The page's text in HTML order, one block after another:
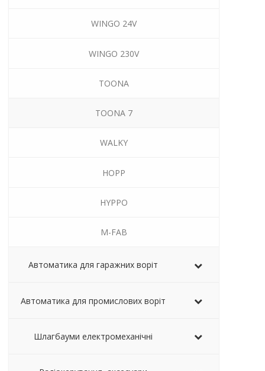
WINGO 24V
WINGO 230V
TOONA
TOONA 7
WALKY
HOPP
HYPPO
M-FAB
Автоматика для гаражних воріт
Автоматика для промислових воріт
Шлагбауми електромеханічні